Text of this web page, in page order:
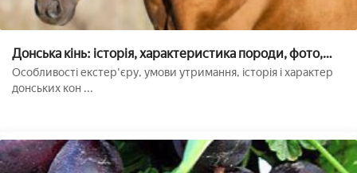
Донська кінь: історія, характеристика породи, фото,
утримання та догляд
Особливості екстер'єру, умови утримання, історія і характер
донських кон ...